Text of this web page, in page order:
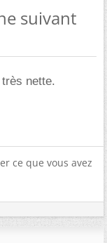
suivant
nette.
ce que vous avez